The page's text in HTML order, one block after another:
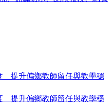
提升偏鄉教師留任與教學穩
提升偏鄉教師留任與教學穩